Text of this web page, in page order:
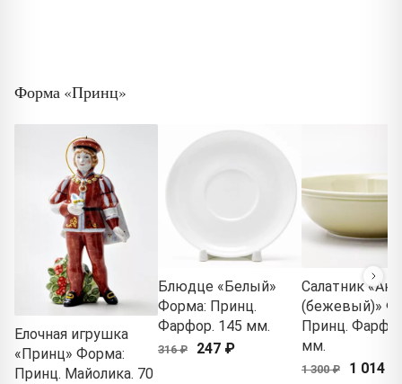
Форма «Принц»
Елочная игрушка
«Принц» Форма:
Принц. Майолика. 70
Блюдце «Белый»
Форма: Принц.
Фарфор. 145 мм.
316 ₽ 247 ₽
Салатник
(бежевый)»
Принц.
мм.
1 300 ₽ 1 014 ₽